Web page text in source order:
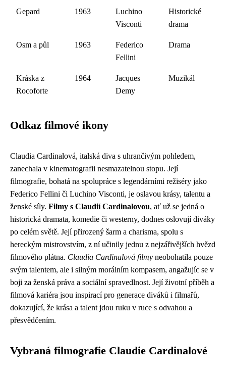
Gepard 1963
Luchino
Visconti
Historické
drama
Osm a půl 1963
Federico
Fellini
Drama
Kráska z
Rocoforte
1964
Jacques
Demy
Muzikál
Odkaz filmové ikony
Claudia Cardinalová, italská diva s uhrančivým pohledem,
zanechala v kinematografii nesmazatelnou stopu. Její
filmografie, bohatá na spolupráce s legendárními režiséry jako
Federico Fellini či Luchino Visconti, je oslavou krásy, talentu a
ženské síly. Filmy s Claudií Cardinalovou, ať už se jedná o
historická dramata, komedie či westerny, dodnes oslovují diváky
po celém světě. Její přirozený šarm a charisma, spolu s
hereckým mistrovstvím, z ní učinily jednu z nejzářivějších hvězd
filmového plátna. Claudia Cardinalová filmy neobohatila pouze
svým talentem, ale i silným morálním kompasem, angažujíc se v
boji za ženská práva a sociální spravedlnost. Její životní příběh a
filmová kariéra jsou inspirací pro generace diváků i filmařů,
dokazující, že krása a talent jdou ruku v ruce s odvahou a
přesvědčením.
Vybraná filmografie Claudie Cardinalové